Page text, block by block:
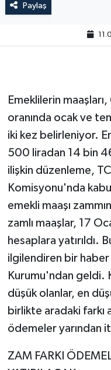
Paylaş
Emeklilerin
oranında ocak ve
iki kez belirleniyor.
500 liradan 14 bin
ilişkin düzenleme,
Komisyonu'nda
emekli maaşı
zamlı maaşlar, 17
hesaplara yatırıldı.
ilgilendiren bir
Kurumu'ndan geldi.
düşük olanlar, en
birlikte aradaki farkı
ödemeler yarından
ZAM FARKI